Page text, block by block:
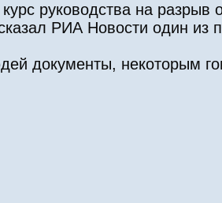
руководства на
РИА Новости один из
документы, некоторым